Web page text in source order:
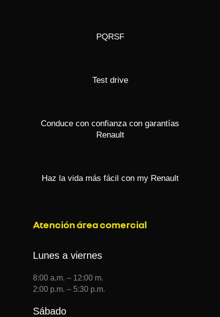
PQRSF
Test drive
Conduce con confianza con garantías
Renault
Haz la vida más fácil con my Renault
Atención área comercial
Lunes a viernes
8:00 a.m. – 12:00 m.
2:00 p.m. – 5:30 p.m.
Sábado